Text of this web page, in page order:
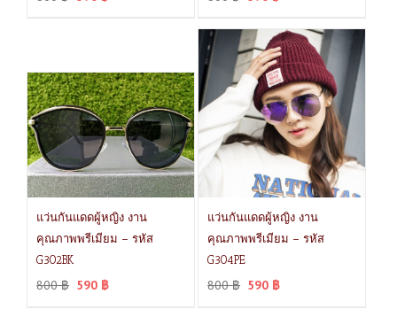
แว่นกันแดดผู้หญิง งาน
คุณภาพพรีเมียม – รหัส
G302BK
800฿ 590 ฿
แว่นกันแดดผู้หญิง งาน
คุณภาพพรีเมียม – รหัส
G304PE
800฿ 590 ฿